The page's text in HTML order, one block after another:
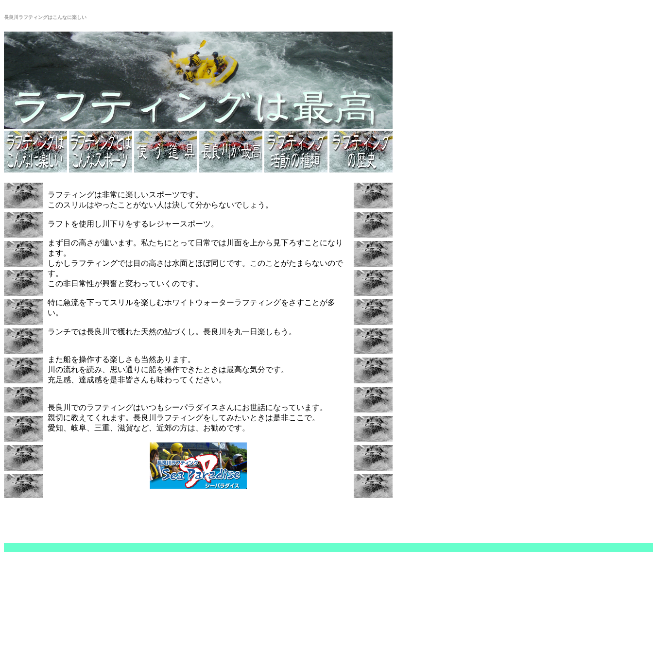
長良川ラフティングはこんなに楽しい
ラフティングは非常に楽しいスポーツです。
このスリルはやったことがない人は決して分からないでしょう。
ラフトを使用し川下りをするレジャースポーツ。
まず目の高さが違います。私たちにとって日常では川面を上から見下ろすことになり
ます。
しかしラフティングでは目の高さは水面とほぼ同じです。このことがたまらないので
す。
この非日常性が興奮と変わっていくのです。
特に急流を下ってスリルを楽しむホワイトウォーターラフティングをさすことが多
い。
ランチでは長良川で獲れた天然の鮎づくし。長良川を丸一日楽しもう。
また船を操作する楽しさも当然あります。
川の流れを読み、思い通りに船を操作できたときは最高な気分です。
充足感、達成感を是非皆さんも味わってください。
長良川でのラフティングはいつもシーパラダイスさんにお世話になっています。
親切に教えてくれます。長良川ラフティングをしてみたいときは是非ここで。
愛知、岐阜、三重、滋賀など、近郊の方は、お勧めです。